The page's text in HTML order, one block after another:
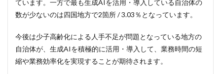
ています。一方で最も生成AIを活用・導入している自治体の
数が少ないのは四国地方で2箇所 / 3.03％となっています。
今後は少子高齢化による人手不足が問題となっている地方の
自治体が、生成AIを積極的に活用・導入して、業務時間の短
縮や業務効率化を実現することが期待されます。